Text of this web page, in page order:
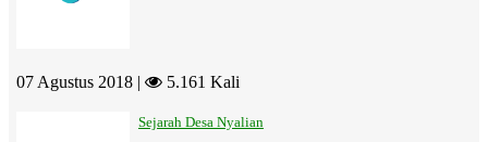
07 Agustus 2018 | 5.161 Kali
Sejarah Desa Nyalian